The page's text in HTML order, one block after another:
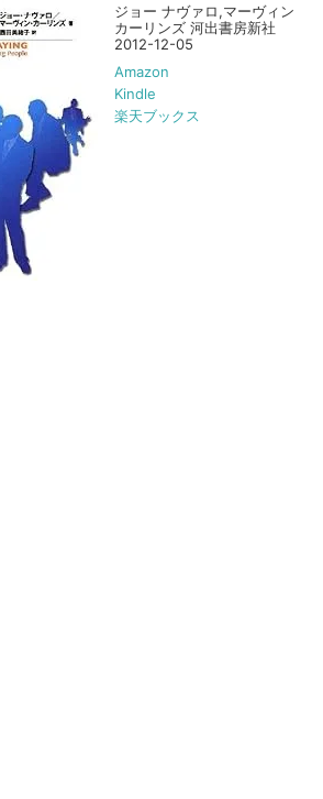
ジョー ナヴァロ,マーヴィン
カーリンズ 河出書房新社
2012-12-05
Amazon
Kindle
楽天ブックス